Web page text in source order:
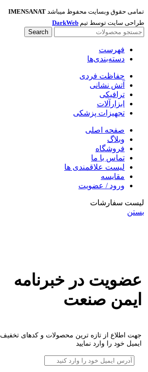
تمامی حقوق وبسایت محفوظ میباشد IMENSANAT
طراحی سایت توسط تیم DarkWeb
Search
فهرست
دسته‌بندی‌ها
حفاظت فردی
آتش نشانی
ترافیکی
ابزارآلات
تجهیزات پزشکی
صفحه اصلی
وبلاگ
فروشگاه
تماس با ما
لیست علاقمندی ها
مقایسه
ورود / عضویت
لیست سفارشات
بستن
عضویت در خبرنامه
ایمن صنعت
جهت اطلاع از تازه ترین محصولات و کدهای تخفیف
ایمیل خود را وارد نمایید